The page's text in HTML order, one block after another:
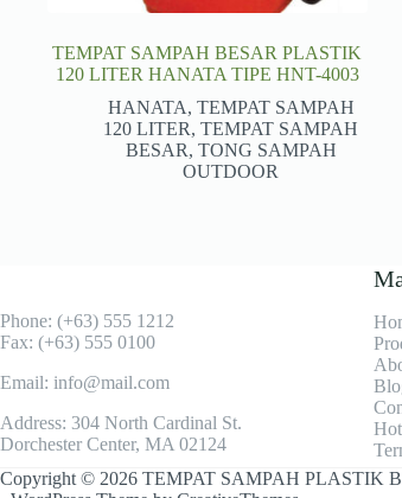
TEMPAT SAMPAH BESAR PLASTIK
120 LITER HANATA TIPE HNT-4003
HANATA, TEMPAT SAMPAH
120 LITER,TEMPAT SAMPAH
BESAR, TONG SAMPAH
OUTDOOR
Phone: (+63) 555 1212
Fax: (+63) 555 0100
Email: info@mail.com
Address: 304 North Cardinal St.
Dorchester Center, MA 02124
Copyright © 2026 TEMPAT SAMPAH PLASTIK